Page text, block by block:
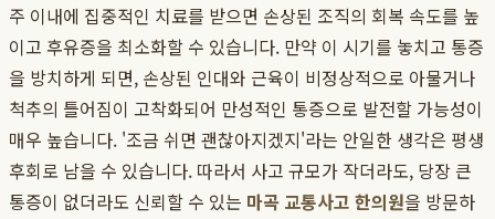
주 이내에 집중적인 치료를 받으면 손상된 조직의 회복 속도를 높
이고 후유증을 최소화할 수 있습니다. 만약 이 시기를 놓치고 통증
을 방치하게 되면, 손상된 인대와 근육이 비정상적으로 아물거나
척추의 틀어짐이 고착화되어 만성적인 통증으로 발전할 가능성이
매우 높습니다. '조금 쉬면 괜찮아지겠지'라는 안일한 생각은 평생
후회로 남을 수 있습니다. 따라서 사고 규모가 작더라도, 당장 큰
통증이 없더라도 신뢰할 수 있는 마곡 교통사고 한의원을 방문하